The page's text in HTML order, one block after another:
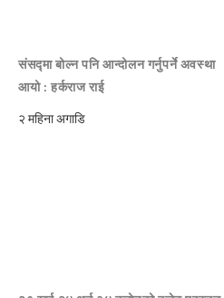
संसद्मा बोल्न पनि आन्दोलन गर्नुपर्ने अवस्था
आयो : हर्कराज राई
२ महिना अगाडि